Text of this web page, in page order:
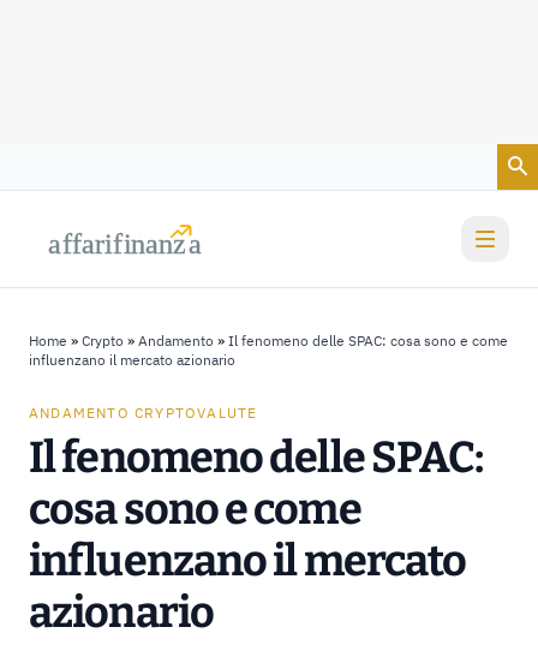
affarifinanza
affarifinanza
Home » Crypto » Andamento » Il fenomeno delle SPAC: cosa sono e come
influenzano il mercato azionario
ANDAMENTO CRYPTOVALUTE
Il fenomeno delle SPAC:
cosa sono e come
influenzano il mercato
azionario